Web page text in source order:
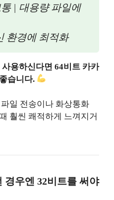
| 대용량 파일에
환경에 최적화
사용하신다면 64비트 카카
습니다.
일 전송이나 화상통화
훨씬 쾌적하게 느껴지거
경우엔 32비트를 써야